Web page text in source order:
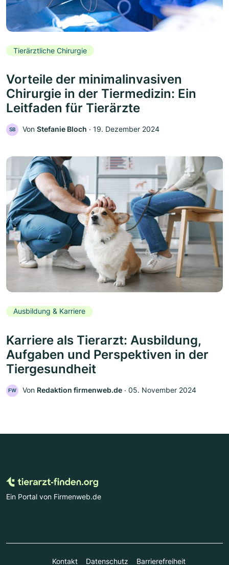
Tierärztliche Chirurgie
Vorteile der minimalinvasiven
Chirurgie in der Tiermedizin: Ein
Leitfaden für Tierärzte
SB Von Stefanie Bloch ‧ 19. Dezember 2024
Ausbildung & Karriere
Karriere als Tierarzt: Ausbildung,
Aufgaben und Perspektiven in der
Tiergesundheit
FW Von Redaktion firmenweb.de ‧ 05. November 2024
Ein Portal von Firmenweb.de
Kontakt Datenschutz Barrierefreiheit